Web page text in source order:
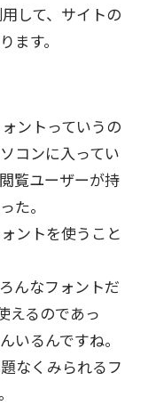
して、サイトの
ます。
ントっていうの
コンに入ってい
覧ユーザーが持
た。
ントを使うこと
んなフォントだ
えるのであっ
いるんですね。
なくみられるフ